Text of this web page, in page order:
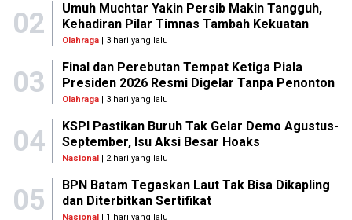
02
Umuh Muchtar Yakin Persib Makin Tangguh,
Kehadiran Pilar Timnas Tambah Kekuatan
Olahraga| 3 hari yang lalu
03
Final dan Perebutan Tempat Ketiga Piala
Presiden 2026 Resmi Digelar Tanpa Penonton
Olahraga| 3 hari yang lalu
04
KSPI Pastikan Buruh Tak Gelar Demo Agustus-
September, Isu Aksi Besar Hoaks
Nasional| 2 hari yang lalu
05
BPN Batam Tegaskan Laut Tak Bisa Dikapling
dan Diterbitkan Sertifikat
Nasional| 1 hari yang lalu